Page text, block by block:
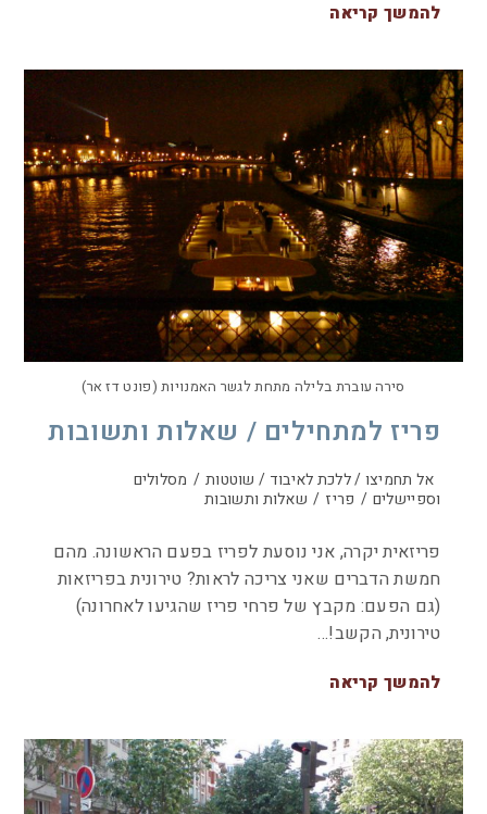
להמשך קריאה
סירה עוברת בלילה מתחת לגשר האמנויות (פונט דז אר)
פריז למתחילים / שאלות ותשובות
אל תחמיצו / ללכת לאיבוד / שוטטות / מסלולים
וספיישלים / פריז / שאלות ותשובות
פריזאית יקרה, אני נוסעת לפריז בפעם הראשונה. מהם
חמשת הדברים שאני צריכה לראות? טירונית בפריזאות
(גם הפעם: מקבץ של פרחי פריז שהגיעו לאחרונה)
טירונית, הקשב!…
להמשך קריאה